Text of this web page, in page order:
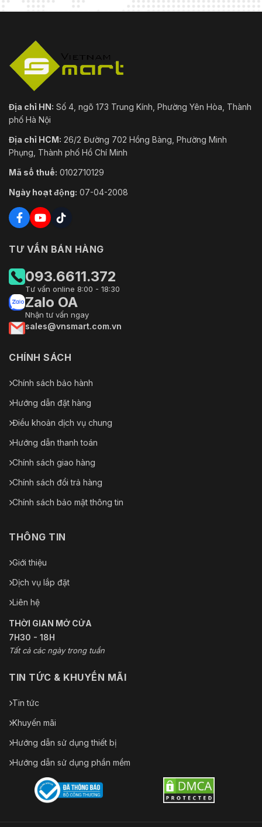
Địa chỉ HN: Số 4, ngõ 173 Trung Kính, Phường Yên Hòa, Thành
phố Hà Nội
Địa chỉ HCM: 26/2 Đường 702 Hồng Bàng, Phường Minh
Phụng, Thành phố Hồ Chí Minh
Mã số thuế: 0102710129
Ngày hoạt động: 07-04-2008
TƯ VẤN BÁN HÀNG
093.6611.372
Tư vấn online 8:00 - 18:30
Zalo OA
Nhận tư vấn ngay
sales@vnsmart.com.vn
CHÍNH SÁCH
Chính sách bảo hành
Hướng dẫn đặt hàng
Điều khoản dịch vụ chung
Hướng dẫn thanh toán
Chính sách giao hàng
Chính sách đổi trả hàng
Chính sách bảo mật thông tin
THÔNG TIN
Giới thiệu
Dịch vụ lắp đặt
Liên hệ
THỜI GIAN MỞ CỬA
7H30 - 18H
Tất cả các ngày trong tuần
TIN TỨC & KHUYẾN MÃI
Tin tức
Khuyến mãi
Hướng dẫn sử dụng thiết bị
Hướng dẫn sử dụng phần mềm